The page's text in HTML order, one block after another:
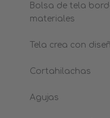
Bolsa de tela
materiales
Tela crea con
Cortahilachas
Agujas